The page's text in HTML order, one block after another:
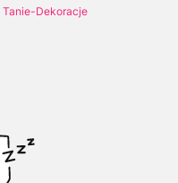
Tanie-Dekoracje